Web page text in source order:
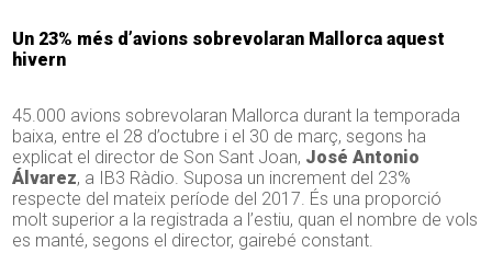
Un 23% més d’avions sobrevolaran Mallorca aquest
hivern
45.000 avions sobrevolaran Mallorca durant la temporada
baixa, entre el 28 d’octubre i el 30 de març, segons ha
explicat el director de Son Sant Joan, José Antonio
Álvarez, a IB3 Ràdio. Suposa un increment del 23%
respecte del mateix període del 2017. És una proporció
molt superior a la registrada a l’estiu, quan el nombre de vols
es manté, segons el director, gairebé constant.